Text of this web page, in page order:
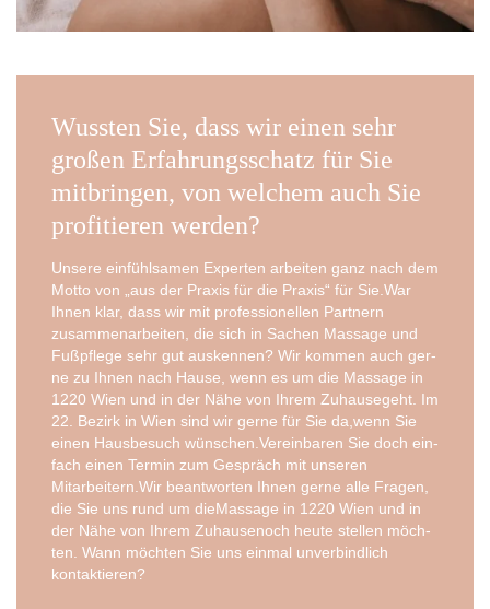
Wussten Sie, dass wir einen sehr
großen Erfahrungsschatz für Sie
mitbringen, von welchem auch Sie
profitieren werden?
Unse­re ein­fühl­sa­men Exper­ten arbei­ten ganz nach dem
Mot­to von „aus der Pra­xis für die Pra­xis“ für Sie.War
Ihnen klar, dass wir mit pro­fes­sio­nel­len Part­nern
zusam­men­ar­bei­ten, die sich in Sachen Mas­sa­ge und
Fuß­pfle­ge sehr gut aus­ken­nen? Wir kom­men auch ger­
ne zu Ihnen nach Hau­se, wenn es um die Mas­sa­ge in
1220 Wien und in der Nähe von Ihrem Zuhau­se­geht. Im
22. Bezirk in Wien sind wir ger­ne für Sie da,wenn Sie
einen Haus­be­such wünschen.Vereinbaren Sie doch ein­
fach einen Ter­min zum Gespräch mit unse­ren
Mitarbeitern.Wir beant­wor­ten Ihnen ger­ne alle Fra­gen,
die Sie uns rund um die­Mas­sa­ge in 1220 Wien und in
der Nähe von Ihrem Zuhau­se­noch heu­te stel­len möch­
ten. Wann möch­ten Sie uns ein­mal unver­bind­lich
kontaktieren?